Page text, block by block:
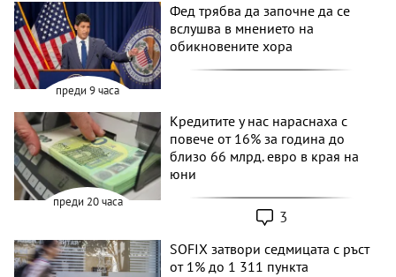
преди 9 часа
Фед трябва да започне да се
вслушва в мнението на
обикновените хора
преди 20 часа
Кредитите у нас нараснаха с
повече от 16% за година до
близо 66 млрд. евро в края на
юни
3
SOFIX затвори седмицата с ръст
от 1% до 1 311 пункта